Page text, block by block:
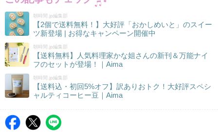
朝時間.jp編集部
【2個で送料無料！】大好評「おかしめいと」のスイー
ツ新登場 | お得なキャンペーン開催中
朝時間.jp編集部
【送料無料】人気料理家かな姐さんの新刊＆万能ナイ
フのセットが登場！｜Aima
朝時間.jp編集部
【送料込・初回5%オフ】訳ありおトク！大好評スペシ
ャルティコーヒー豆｜Aima